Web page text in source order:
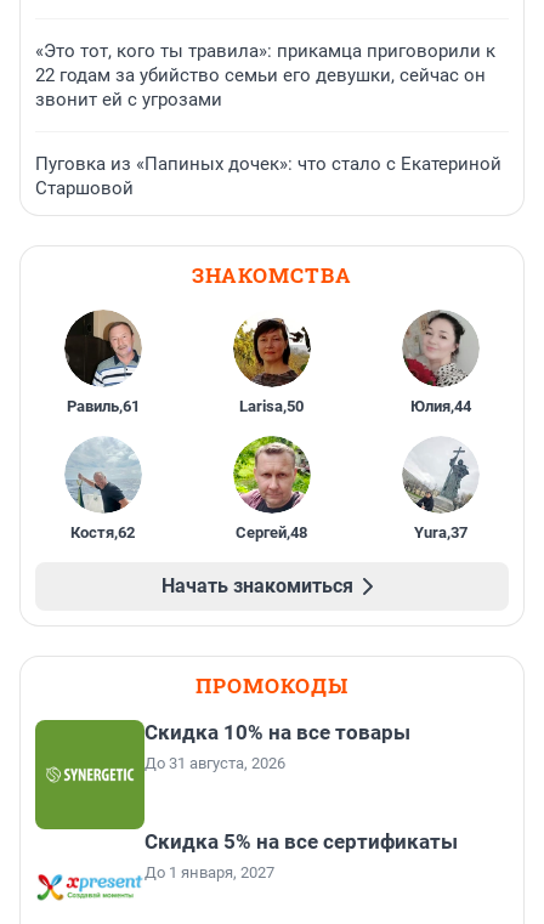
«Это тот, кого ты травила»: прикамца приговорили к
22 годам за убийство семьи его девушки, сейчас он
звонит ей с угрозами
Пуговка из «Папиных дочек»: что стало с Екатериной
Старшовой
ЗНАКОМСТВА
Равиль,61 Larisa,50 Юлия,44
Костя,62 Сергей,48 Yura,37
Начать знакомиться
ПРОМОКОДЫ
Скидка 10% на все товары
До 31 августа, 2026
Скидка 5% на все сертификаты
До 1 января, 2027